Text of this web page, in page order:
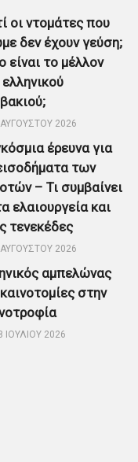
οι ντομάτες που
δεν έχουν γεύση;
είναι το μέλλον
2026
έρευνα για
των
– Τι συμβαίνει
ελαιουργεία και
τενεκέδες
2026
αμπελώνας
στην
ΙΟΥΛΊΟΥ 2026